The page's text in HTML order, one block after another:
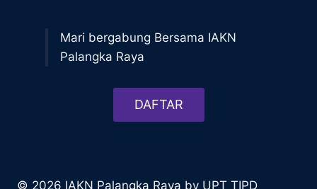
Mari bergabung Bersama IAKN
Palangka Raya
DAFTAR
© 2026 IAKN Palangka Raya by UPT TIPD